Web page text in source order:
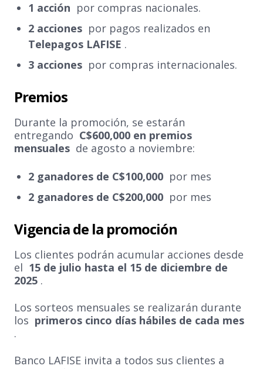
1 acción por compras nacionales.
2 acciones por pagos realizados en
Telepagos LAFISE .
3 acciones por compras internacionales.
Premios
Durante la promoción, se estarán
entregando C$600,000 en premios
mensuales de agosto a noviembre:
2 ganadores de C$100,000 por mes
2 ganadores de C$200,000 por mes
Vigencia de la promoción
Los clientes podrán acumular acciones desde
el 15 de julio hasta el 15 de diciembre de
2025 .
Los sorteos mensuales se realizarán durante
los primeros cinco días hábiles de cada mes
.
Banco LAFISE invita a todos sus clientes a